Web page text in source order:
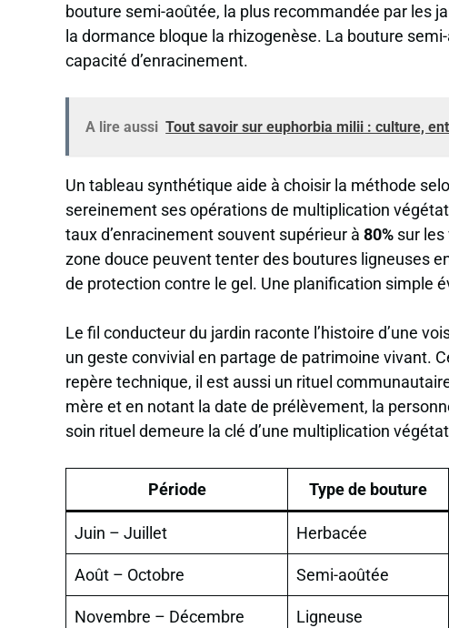
bouture semi-aoûtée, la plus recommandée par les
la dormance bloque la rhizogenèse. La bouture
capacité d’enracinement.
A lire aussi Tout savoir sur euphorbia milii : culture,
Un tableau synthétique aide à choisir la méthode
sereinement ses opérations de multiplication
taux d’enracinement souvent supérieur à 80% sur les
zone douce peuvent tenter des boutures ligneuses
de protection contre le gel. Une planification simple
Le fil conducteur du jardin raconte l’histoire d’une
un geste convivial en partage de patrimoine vivant.
repère technique, il est aussi un rituel
mère et en notant la date de prélèvement, la
soin rituel demeure la clé d’une multiplication
Période Type de bouture
Juin – Juillet Herbacée
Août – Octobre Semi-aoûtée
Novembre – Décembre Ligneuse